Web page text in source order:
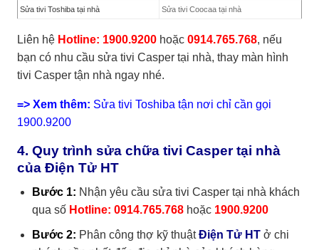
Sửa tivi Toshiba tại nhà Sửa tivi Coocaa tại nhà
Liên hệ Hotline: 1900.9200 hoặc 0914.765.768, nếu
bạn có nhu cầu sửa tivi Casper tại nhà, thay màn hình
tivi Casper tận nhà ngay nhé.
=> Xem thêm: Sửa tivi Toshiba tận nơi chỉ cần gọi
1900.9200
4. Quy trình sửa chữa tivi Casper tại nhà
của Điện Tử HT
Bước 1: Nhận yêu cầu sửa tivi Casper tại nhà khách
qua số Hotline: 0914.765.768hoặc 1900.9200
Bước 2: Phân công thợ kỹ thuậtĐiện Tử HTở chi